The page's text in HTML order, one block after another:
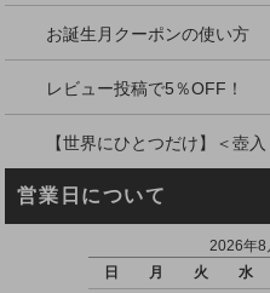
お誕生月クーポンの使い方
レビュー投稿で5％OFF！
【世界にひとつだけ】＜壺
営業日について
2026年8
日
月 火 水